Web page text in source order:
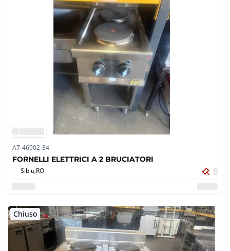
A7-46902-34
FORNELLI ELETTRICI A 2 BRUCIATORI
Sibiu,RO
Chiuso